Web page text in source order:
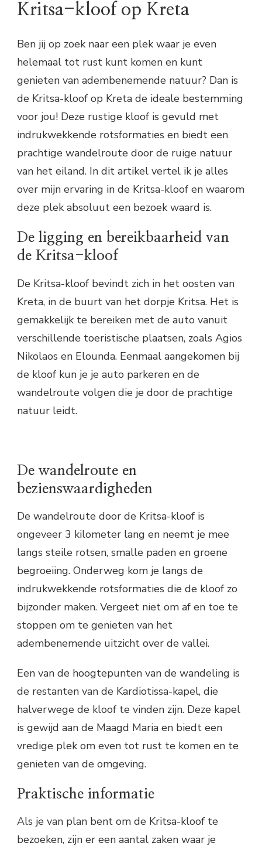
Kritsa-kloof op Kreta
Ben jij op zoek naar een plek waar je even
helemaal tot rust kunt komen en kunt
genieten van adembenemende natuur? Dan is
de Kritsa-kloof op Kreta de ideale bestemming
voor jou! Deze rustige kloof is gevuld met
indrukwekkende rotsformaties en biedt een
prachtige wandelroute door de ruige natuur
van het eiland. In dit artikel vertel ik je alles
over mijn ervaring in de Kritsa-kloof en waarom
deze plek absoluut een bezoek waard is.
De ligging en bereikbaarheid van
de Kritsa-kloof
De Kritsa-kloof bevindt zich in het oosten van
Kreta, in de buurt van het dorpje Kritsa. Het is
gemakkelijk te bereiken met de auto vanuit
verschillende toeristische plaatsen, zoals Agios
Nikolaos en Elounda. Eenmaal aangekomen bij
de kloof kun je je auto parkeren en de
wandelroute volgen die je door de prachtige
natuur leidt.
De wandelroute en
bezienswaardigheden
De wandelroute door de Kritsa-kloof is
ongeveer 3 kilometer lang en neemt je mee
langs steile rotsen, smalle paden en groene
begroeiing. Onderweg kom je langs de
indrukwekkende rotsformaties die de kloof zo
bijzonder maken. Vergeet niet om af en toe te
stoppen om te genieten van het
adembenemende uitzicht over de vallei.
Een van de hoogtepunten van de wandeling is
de restanten van de Kardiotissa-kapel, die
halverwege de kloof te vinden zijn. Deze kapel
is gewijd aan de Maagd Maria en biedt een
vredige plek om even tot rust te komen en te
genieten van de omgeving.
Praktische informatie
Als je van plan bent om de Kritsa-kloof te
bezoeken, zijn er een aantal zaken waar je